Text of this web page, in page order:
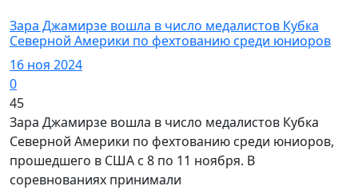
Зара Джамирзе вошла в число медалистов Кубка
Северной Америки по фехтованию среди юниоров
16 ноя 2024
0
45
Зара Джамирзе вошла в число медалистов Кубка
Северной Америки по фехтованию среди юниоров,
прошедшего в США с 8 по 11 ноября. В
соревнованиях принимали